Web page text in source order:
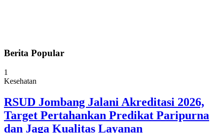
Berita Popular
1
Kesehatan
RSUD Jombang Jalani Akreditasi 2026,
Target Pertahankan Predikat Paripurna
dan Jaga Kualitas Layanan